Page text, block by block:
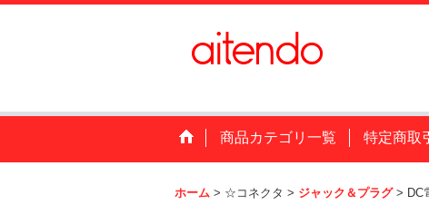
商品カテゴリ一覧 特定商取
ホーム > ☆コネクタ > ジャック＆プラグ > DC